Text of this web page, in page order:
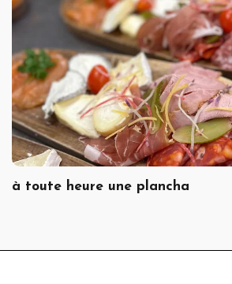
à toute heure une plancha